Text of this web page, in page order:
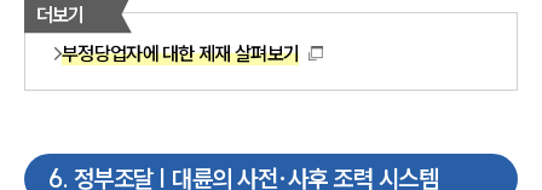
더보기
부정당업자에 대한 제재 살펴보기
6. 정부조달 | 대륜의 사전·사후 조력 시스템